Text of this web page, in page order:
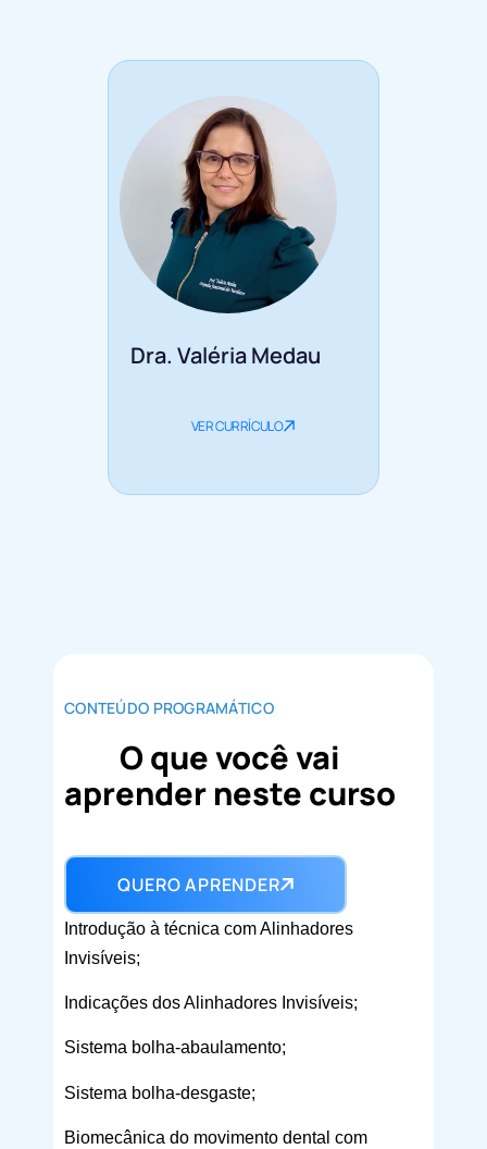
Dra. Valéria Medau
VER CURRÍCULO
CONTEÚDO PROGRAMÁTICO
O que você vai
aprender neste curso
QUERO APRENDER
Introdução à técnica com Alinhadores
Invisíveis;
Indicações dos Alinhadores Invisíveis;
Sistema bolha-abaulamento;
Sistema bolha-desgaste;
Biomecânica do movimento dental com